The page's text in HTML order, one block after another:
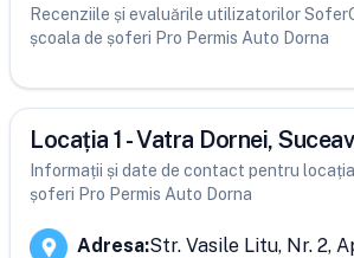
Recenziile și evaluările utilizatorilor
școala de șoferi Pro Permis Auto Dorna
Locația 1 - Vatra Dornei,
Informații și date de contact pentru locația
șoferi Pro Permis Auto Dorna
Adresa:Str. Vasile Litu, Nr. 2,